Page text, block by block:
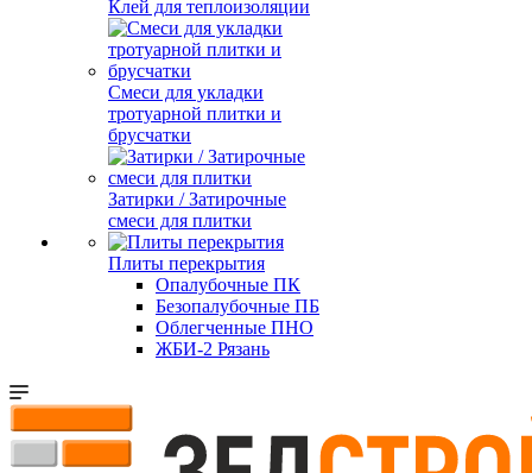
Клей для теплоизоляции
Смеси для укладки
тротуарной плитки и
брусчатки
Затирки / Затирочные
смеси для плитки
Плиты перекрытия
Опалубочные ПК
Безопалубочные ПБ
Облегченные ПНО
ЖБИ-2 Рязань